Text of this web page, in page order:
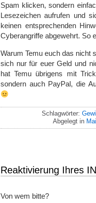
Spam klicken, sondern
Lesezeichen aufrufen und
keinen entsprechenden
Cyberangriffe abgewehrt. So
Warum Temu euch das nicht
sich nur für euer Geld und
hat Temu übrigens mit
sondern auch PayPal, die
Schlagwörter:
Abgelegt in
Reaktivierung Ihres
Von wem bitte?